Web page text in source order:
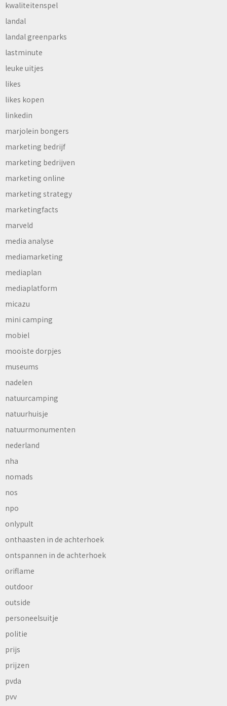
kwaliteitenspel
landal
landal greenparks
lastminute
leuke uitjes
likes
likes kopen
linkedin
marjolein bongers
marketing bedrijf
marketing bedrijven
marketing online
marketing strategy
marketingfacts
marveld
media analyse
mediamarketing
mediaplan
mediaplatform
micazu
mini camping
mobiel
mooiste dorpjes
museums
nadelen
natuurcamping
natuurhuisje
natuurmonumenten
nederland
nha
nomads
nos
npo
onlypult
onthaasten in de achterhoek
ontspannen in de achterhoek
oriflame
outdoor
outside
personeelsuitje
politie
prijs
prijzen
pvda
pvv